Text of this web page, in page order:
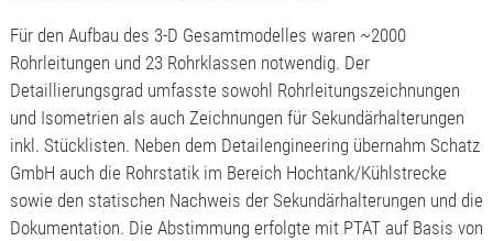
Für den Aufbau des 3-D Gesamtmodelles waren ~2000
Rohrleitungen und 23 Rohrklassen notwendig. Der
Detaillierungsgrad umfasste sowohl Rohrleitungszeichnungen
und Isometrien als auch Zeichnungen für Sekundärhalterungen
inkl. Stücklisten. Neben dem Detailengineering übernahm Schatz
GmbH auch die Rohrstatik im Bereich Hochtank/Kühlstrecke
sowie den statischen Nachweis der Sekundärhalterungen und die
Dokumentation. Die Abstimmung erfolgte mit PTAT auf Basis von